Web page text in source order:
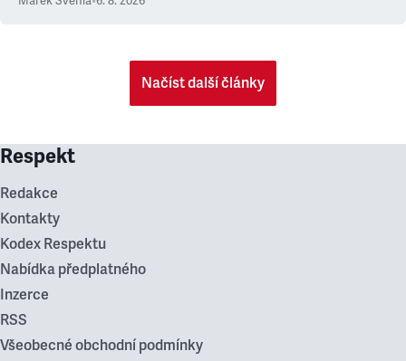
Načíst další články
Respekt
Redakce
Kontakty
Kodex Respektu
Nabídka předplatného
Inzerce
RSS
Všeobecné obchodní podmínky